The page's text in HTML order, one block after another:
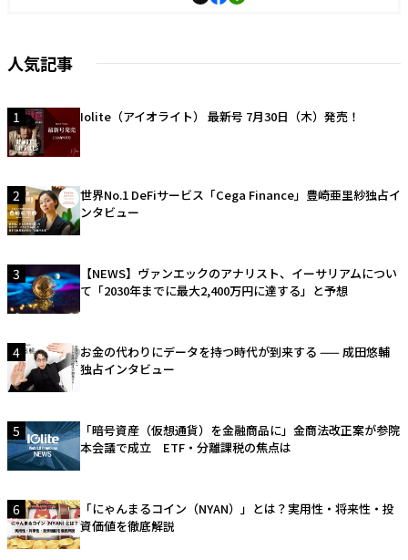
人気記事
1 Iolite（アイオライト） 最新号 7月30日（木）発売！
2
世界No.1 DeFiサービス「Cega Finance」豊崎亜里紗独占イ
ンタビュー
3
【NEWS】ヴァンエックのアナリスト、イーサリアムについ
て「2030年までに最大2,400万円に達する」と予想
4
お金の代わりにデータを持つ時代が到来する —— 成田悠輔
独占インタビュー
5
「暗号資産（仮想通貨）を金融商品に」金商法改正案が参院
本会議で成立 ETF・分離課税の焦点は
6
「にゃんまるコイン（NYAN）」とは？実用性・将来性・投
資価値を徹底解説